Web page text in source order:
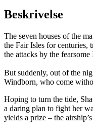
Beskrivelse
The seven houses of the
the Fair Isles for centuries,
the attacks by the fearsome
But suddenly, out of the
Windborn, who come
Hoping to turn the tide,
a daring plan to fight her
yields a prize – the